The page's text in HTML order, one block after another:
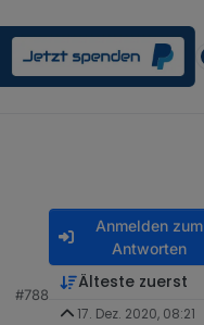
#788
Anmelden zum
Antworten
Älteste zuerst
17. Dez. 2020, 08:21